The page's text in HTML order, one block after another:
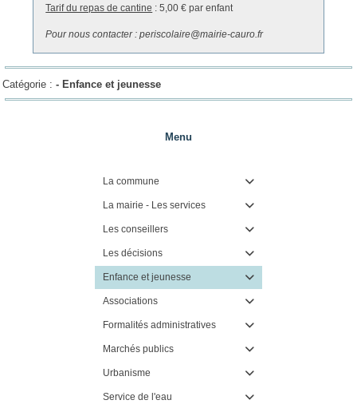
Tarif du repas de cantine : 5,00 € par enfant
Pour nous contacter : periscolaire@mairie-cauro.fr
Catégorie : - Enfance et jeunesse
Menu
La commune 
La mairie - Les services 
Les conseillers 
Les décisions 
Enfance et jeunesse 
Associations 
Formalités administratives 
Marchés publics 
Urbanisme 
Service de l'eau 